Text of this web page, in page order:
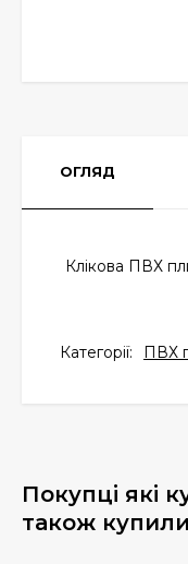
ОГЛЯД
Клікова ПВХ
Категорії: ПВХ
Покупці які
також купили